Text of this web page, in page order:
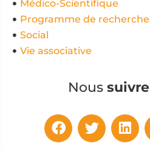
Médico-Scientifique
Programme de recherche
Social
Vie associative
Nous suivre